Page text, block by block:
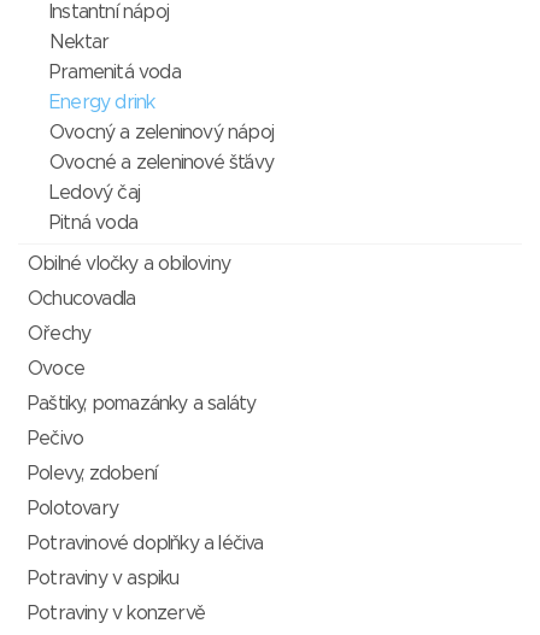
Instantní nápoj
Nektar
Pramenitá voda
Energy drink
Ovocný a zeleninový nápoj
Ovocné a zeleninové šťávy
Ledový čaj
Pitná voda
Obilné vločky a obiloviny
Ochucovadla
Ořechy
Ovoce
Paštiky, pomazánky a saláty
Pečivo
Polevy, zdobení
Polotovary
Potravinové doplňky a léčiva
Potraviny v aspiku
Potraviny v konzervě